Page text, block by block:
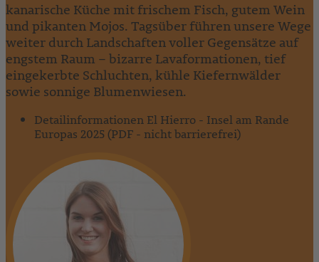
kanarische Küche mit frischem Fisch, gutem Wein
und pikanten Mojos. Tagsüber führen unsere Wege
weiter durch Landschaften voller Gegensätze auf
engstem Raum – bizarre Lavaformationen, tief
eingekerbte Schluchten, kühle Kiefernwälder
sowie sonnige Blumenwiesen.
Detailinformationen El Hierro - Insel am Rande
Europas 2025 (PDF - nicht barrierefrei)